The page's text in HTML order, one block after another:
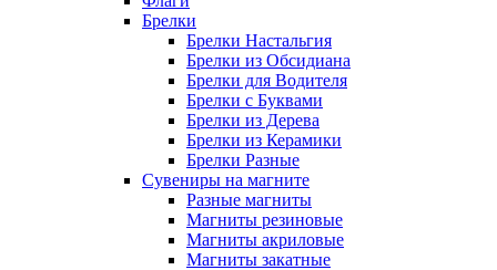
Брелки
Брелки Настальгия
Брелки из Обсидиана
Брелки для Водителя
Брелки с Буквами
Брелки из Дерева
Брелки из Керамики
Брелки Разные
Сувениры на магните
Разные магниты
Магниты резиновые
Магниты акриловые
Магниты закатные